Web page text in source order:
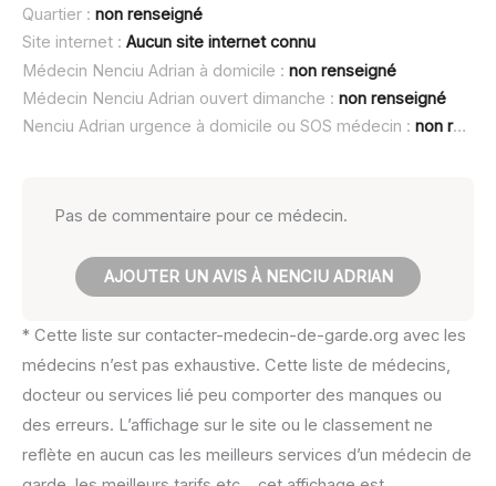
Quartier : non renseigné
Site internet : Aucun site internet connu
Médecin Nenciu Adrian à domicile : non renseigné
Médecin Nenciu Adrian ouvert dimanche : non renseigné
Nenciu Adrian urgence à domicile ou SOS médecin : non renseigné
Pas de commentaire pour ce médecin.
AJOUTER UN AVIS À NENCIU ADRIAN
* Cette liste sur contacter-medecin-de-garde.org avec les
médecins n’est pas exhaustive. Cette liste de médecins,
docteur ou services lié peu comporter des manques ou
des erreurs. L’affichage sur le site ou le classement ne
reflète en aucun cas les meilleurs services d’un médecin de